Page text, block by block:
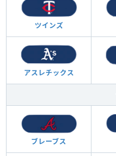
ツインズ
アスレチックス
ブレーブス